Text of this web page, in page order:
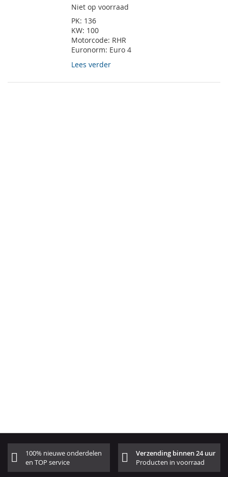
Niet op voorraad
PK: 136
KW: 100
Motorcode: RHR
Euronorm: Euro 4
Lees verder
100% nieuwe onderdelen
en TOP service
Verzending binnen 24 uur
Producten in voorraad